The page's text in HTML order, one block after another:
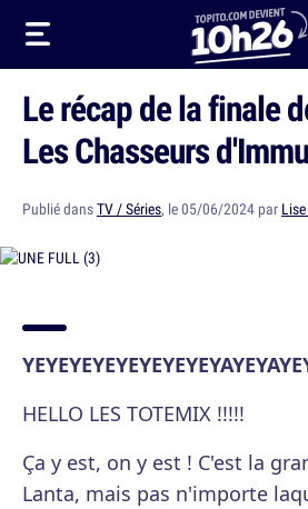
Le récap de la finale
Les Chasseurs
Publié dansTV / Séries, le 05/06/2024 par
HELLO LES TOTEMIX !!!!!
Ça y est, on y est ! C'est la
Lanta, mais pas n'importe